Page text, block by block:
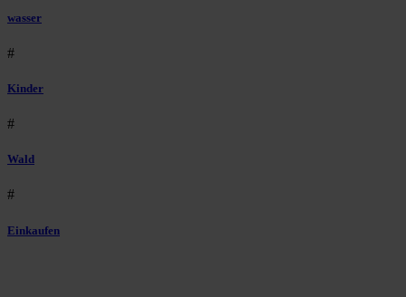
wasser
#
Kinder
#
Wald
#
Einkaufen